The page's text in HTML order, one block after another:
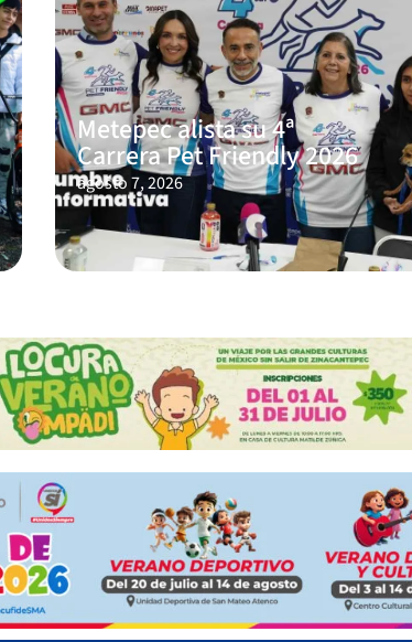
Metepec alista su 4ª
Carrera Pet Friendly 2026
agosto 7, 2026